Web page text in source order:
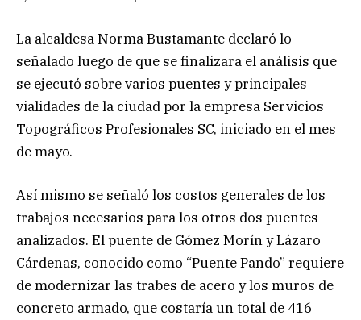
La alcaldesa Norma Bustamante declaró lo
señalado luego de que se finalizara el análisis que
se ejecutó sobre varios puentes y principales
vialidades de la ciudad por la empresa Servicios
Topográficos Profesionales SC, iniciado en el mes
de mayo.
Así mismo se señaló los costos generales de los
trabajos necesarios para los otros dos puentes
analizados. El puente de Gómez Morín y Lázaro
Cárdenas, conocido como “Puente Pando” requiere
de modernizar las trabes de acero y los muros de
concreto armado, que costaría un total de 416